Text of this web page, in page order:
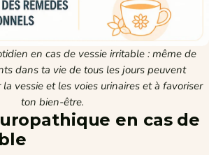
en cas de vessie irritable : même de
dans ta vie de tous les jours peuvent
vessie et les voies urinaires et à favoriser
ton bien-être.
en cas de